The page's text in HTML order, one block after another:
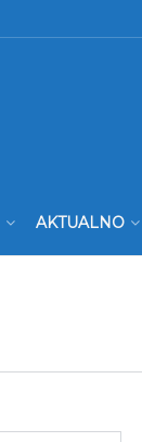
AKTUALNO